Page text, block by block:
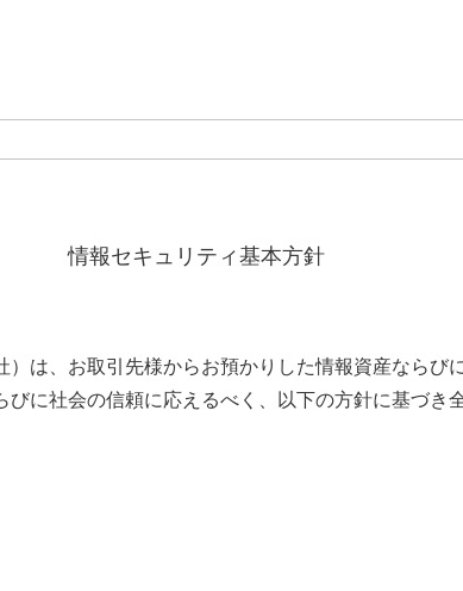
情報セキュリティ基本方針
は、お取引先様からお預かりした情報資産ならび
に社会の信頼に応えるべく、以下の方針に基づき